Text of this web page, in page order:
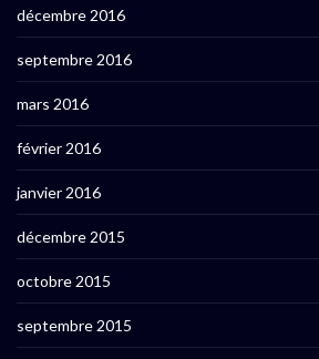
décembre 2016
septembre 2016
mars 2016
février 2016
janvier 2016
décembre 2015
octobre 2015
septembre 2015